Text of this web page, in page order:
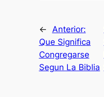
← Anterior:
Que Significa
Congregarse
Segun La Biblia